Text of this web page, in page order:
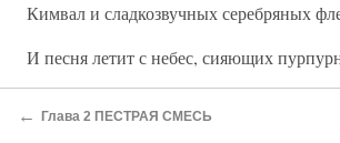
Кимвал и сладкозвучных серебряных
И песня летит с небес, сияющих
← Глава 2 ПЕСТРАЯ СМЕСЬ